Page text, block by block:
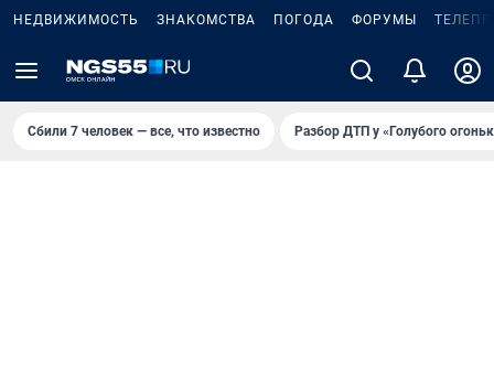
НЕДВИЖИМОСТЬ ЗНАКОМСТВА ПОГОДА ФОРУМЫ
Сбили 7 человек — все, что известно Разбор ДТП у «Голубого